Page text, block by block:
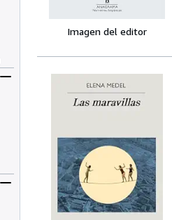
Imagen del editor